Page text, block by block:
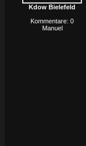
Kdow Bielefeld
Kommentare: 0
Manuel